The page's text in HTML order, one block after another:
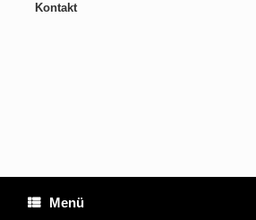
Kontakt
Menü